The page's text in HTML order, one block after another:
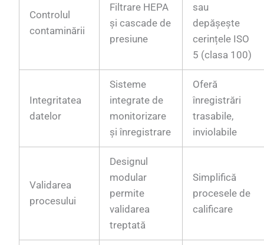
Controlul
contaminării
Filtrare HEPA
și cascade de
presiune
sau
depășește
cerințele ISO
5 (clasa 100)
Integritatea
datelor
Sisteme
integrate de
monitorizare
și înregistrare
Oferă
înregistrări
trasabile,
inviolabile
Validarea
procesului
Designul
modular
permite
validarea
treptată
Simplifică
procesele de
calificare